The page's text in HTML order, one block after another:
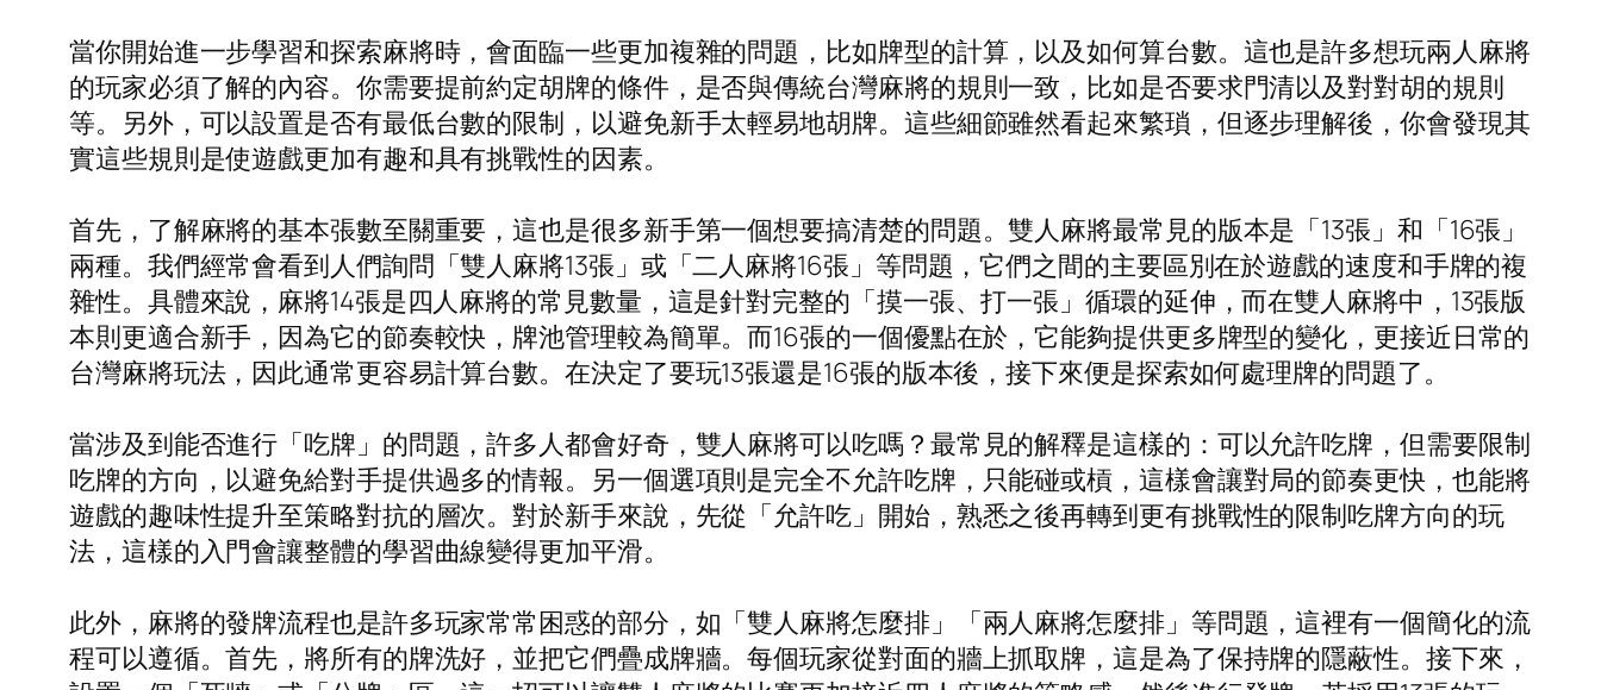
當你開始進一步學習和探索麻將時，會面臨一些更加複雜的問題，比如牌型的計算，以及如何算台數。這也是許多想玩兩人麻將
的玩家必須了解的內容。你需要提前約定胡牌的條件，是否與傳統台灣麻將的規則一致，比如是否要求門清以及對對胡的規則
等。另外，可以設置是否有最低台數的限制，以避免新手太輕易地胡牌。這些細節雖然看起來繁瑣，但逐步理解後，你會發現其
實這些規則是使遊戲更加有趣和具有挑戰性的因素。
首先，了解麻將的基本張數至關重要，這也是很多新手第一個想要搞清楚的問題。雙人麻將最常見的版本是「13張」和「16張」
兩種。我們經常會看到人們詢問「雙人麻將13張」或「二人麻將16張」等問題，它們之間的主要區別在於遊戲的速度和手牌的複
雜性。具體來說，麻將14張是四人麻將的常見數量，這是針對完整的「摸一張、打一張」循環的延伸，而在雙人麻將中，13張版
本則更適合新手，因為它的節奏較快，牌池管理較為簡單。而16張的一個優點在於，它能夠提供更多牌型的變化，更接近日常的
台灣麻將玩法，因此通常更容易計算台數。在決定了要玩13張還是16張的版本後，接下來便是探索如何處理牌的問題了。
當涉及到能否進行「吃牌」的問題，許多人都會好奇，雙人麻將可以吃嗎？最常見的解釋是這樣的：可以允許吃牌，但需要限制
吃牌的方向，以避免給對手提供過多的情報。另一個選項則是完全不允許吃牌，只能碰或槓，這樣會讓對局的節奏更快，也能將
遊戲的趣味性提升至策略對抗的層次。對於新手來說，先從「允許吃」開始，熟悉之後再轉到更有挑戰性的限制吃牌方向的玩
法，這樣的入門會讓整體的學習曲線變得更加平滑。
此外，麻將的發牌流程也是許多玩家常常困惑的部分，如「雙人麻將怎麼排」「兩人麻將怎麼排」等問題，這裡有一個簡化的流
程可以遵循。首先，將所有的牌洗好，並把它們疊成牌牆。每個玩家從對面的牆上抓取牌，這是為了保持牌的隱蔽性。接下來，